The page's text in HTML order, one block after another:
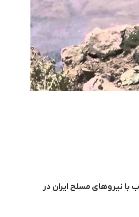
نیروهای مسلح ایران در